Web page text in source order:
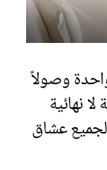
وصولاً
نهائية
لجميع عشاق